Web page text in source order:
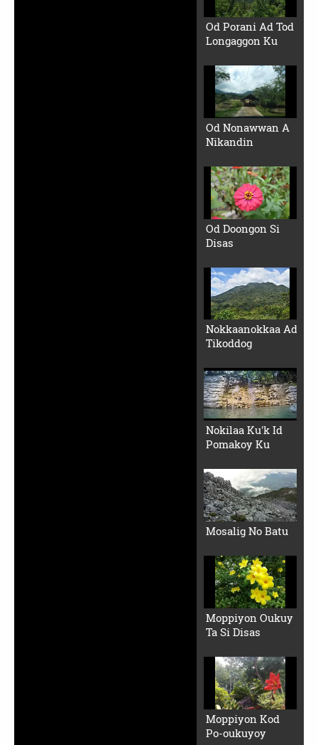
Od Porani Ad Tod
Longaggon Ku
Od Nonawwan A
Nikandin
Od Doongon Si
Disas
Nokkaanokkaa Ad
Tikoddog
Nokilaa Ku'k Id
Pomakoy Ku
Mosalig No Batu
Moppiyon Oukuy
Ta Si Disas
Moppiyon Kod
Po-oukuyoy